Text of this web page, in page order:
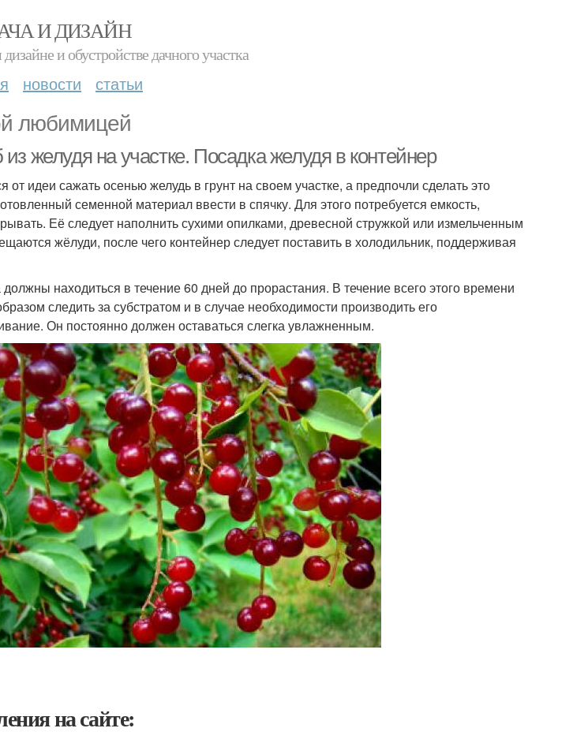
И ДИЗАЙН
и обустройстве дачного участка
новости статьи
любимицей
желудя на участке. Посадка желудя в контейнер
от идеи сажать осенью желудь в грунт на своем участке, а предпочли сделать это
семенной материал ввести в спячку. Для этого потребуется емкость,
Её следует наполнить сухими опилками, древесной стружкой или измельченным
жёлуди, после чего контейнер следует поставить в холодильник, поддерживая
находиться в течение 60 дней до прорастания. В течение всего этого времени
следить за субстратом и в случае необходимости производить его
Он постоянно должен оставаться слегка увлажненным.
на сайте: